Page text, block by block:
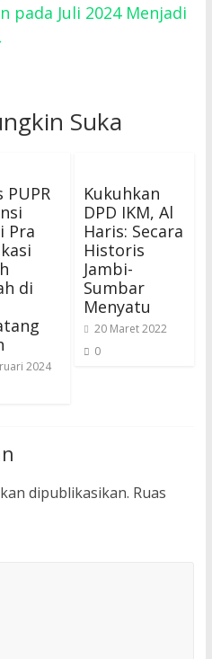
pada Juli 2024 Menjadi
Suka
PUPR
Pra
di
2024
Kukuhkan
DPD IKM, Al
Haris: Secara
Historis
Jambi-
Sumbar
Menyatu
20 Maret 2022
0
dipublikasikan. Ruas